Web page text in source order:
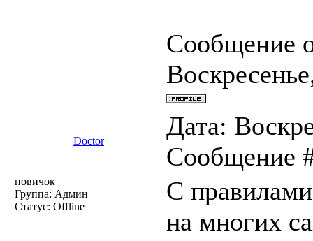
Сообщение
Doctor
Дата:
Сообщение
новичок
Группа: Админ
Статус: Offline
С
на многих